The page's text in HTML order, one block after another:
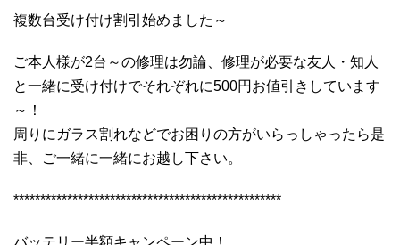
複数台受け付け割引始めました～
ご本人様が2台～の修理は勿論、修理が必要な友人・知人
と一緒に受け付けでそれぞれに500円お値引きしています
～！
周りにガラス割れなどでお困りの方がいらっしゃったら是
非、ご一緒に一緒にお越し下さい。
**************************************************
バッテリー半額キャンペーン中！